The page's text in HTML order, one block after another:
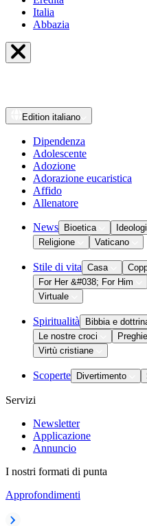
Italia
Abbazia
Edition italiano
Dipendenza
Adolescente
Adozione
Adorazione eucaristica
Affido
Allenatore
News Bioetica
Religione
Vaticano
Stile di vita Casa
For Her &#038; For Him
Virtuale
Spiritualità Bibbia e
Le nostre croci
Virtù cristiane
Scoperte Divertimento
Servizi
Newsletter
Applicazione
Annuncio
I nostri formati di punta
Approfondimenti